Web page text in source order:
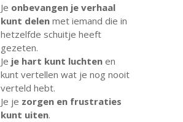
Je onbevangen je verhaal
kunt delenmet iemand die in
hetzelfde schuitje heeft
gezeten.
Je je hart kunt luchtenen
kunt vertellen wat je nog nooit
verteld hebt.
Je je zorgen en frustraties
kunt uiten.